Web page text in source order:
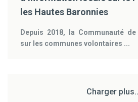
les Hautes Baronnies
Depuis 2018, la Communauté
sur les communes volontaires ...
Charger